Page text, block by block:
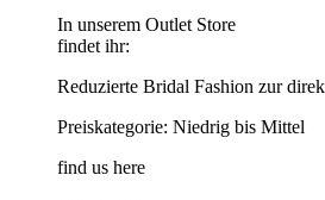
In unserem Outlet Store
findet ihr:
Reduzierte Bridal Fashion zur
Preiskategorie: Niedrig bis Mittel
find us here